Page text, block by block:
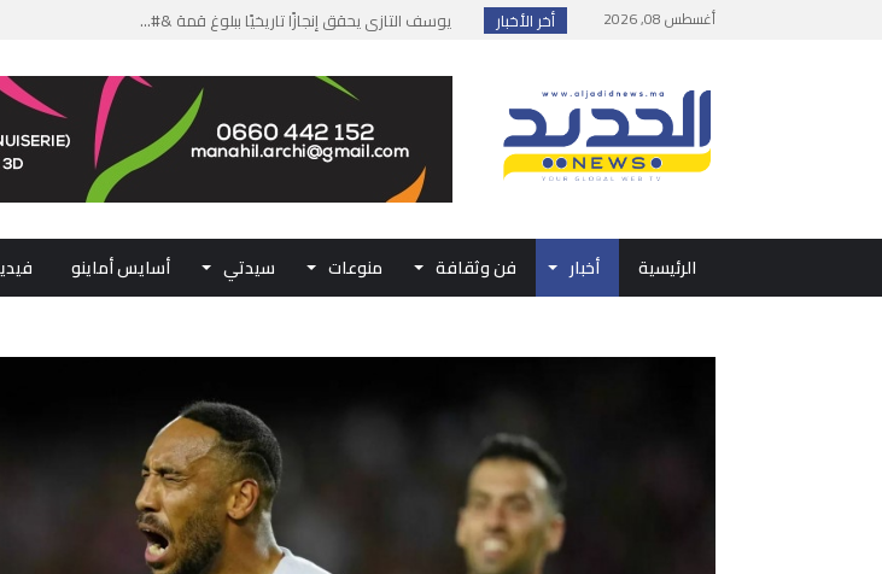
أغسطس 08, 2026 أخر الأخبار
إطلاق حصة إضافية من الدعم الاستثنائي لمهنيي ال...
بلاغ من الديوان الملكي...
حفل الولاء بتطوان.. ممثلو جهات المملكة يجددون ...
الرئيسية أخبار فن وثقافة منوعات سيدتي أسايس أماينو